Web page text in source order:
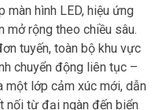
hình LED, hiệu ứng
mở rộng theo chiều sâu.
tuyến, toàn bộ khu vực
chuyển động liên tục –
một lớp cảm xúc mới, dẫn
nối từ đại ngàn đến biển